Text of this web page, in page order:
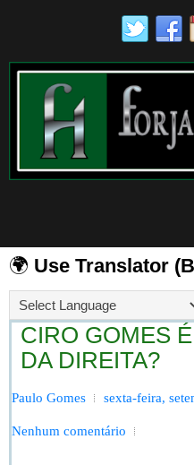
🌍 Use Translator
CIRO GOMES
DA DIREITA?
Paulo Gomes sexta-feira,
Nenhum comentário